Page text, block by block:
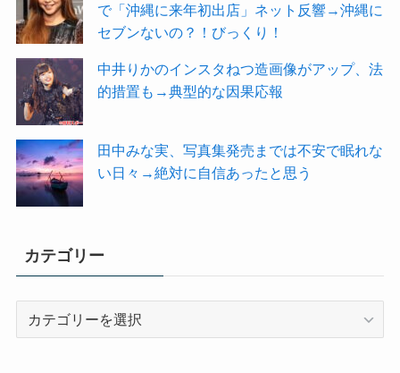
で「沖縄に来年初出店」ネット反響→沖縄に
セブンないの？！びっくり！
中井りかのインスタねつ造画像がアップ、法
的措置も→典型的な因果応報
田中みな実、写真集発売までは不安で眠れな
い日々→絶対に自信あったと思う
カテゴリー